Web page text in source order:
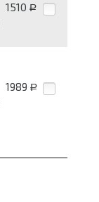
1510 Р
1989 Р